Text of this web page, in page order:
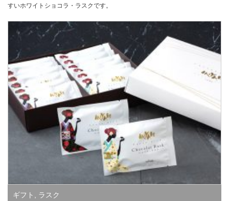
すいホワイトショコラ・ラスクです。
ギフト ラスク